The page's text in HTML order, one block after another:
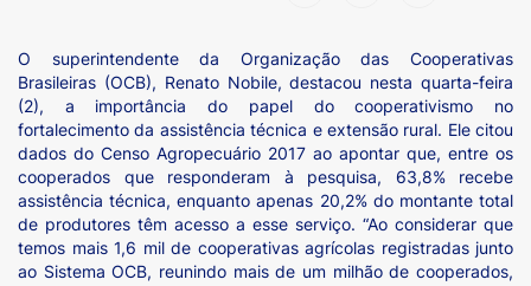
O superintendente da Organização das Cooperativas
Brasileiras (OCB), Renato Nobile, destacou nesta quarta-feira
(2), a importância do papel do cooperativismo no
fortalecimento da assistência técnica e extensão rural. Ele citou
dados do Censo Agropecuário 2017 ao apontar que, entre os
cooperados que responderam à pesquisa, 63,8% recebe
assistência técnica, enquanto apenas 20,2% do montante total
de produtores têm acesso a esse serviço. “Ao considerar que
temos mais 1,6 mil de cooperativas agrícolas registradas junto
ao Sistema OCB, reunindo mais de um milhão de cooperados,